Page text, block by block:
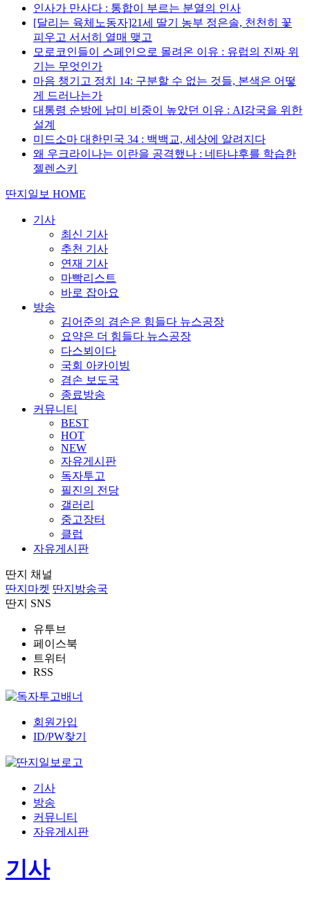
인사가 만사다 : 통합이 부르는 분열의 인사
[달리는 육체노동자]21세 딸기 농부 정은솔, 천천히 꽃
피우고 서서히 열매 맺고
모로코인들이 스페인으로 몰려온 이유 : 유럽의 진짜 위
기는 무엇인가
마음 챙기고 정치 14: 구분할 수 없는 것들, 본색은 어떻
게 드러나는가
대통령 순방에 남미 비중이 높았던 이유 : AI강국을 위한
설계
미드소마 대한민국 34 : 백백교, 세상에 알려지다
왜 우크라이나는 이란을 공격했나 : 네타냐후를 학습한
젤렌스키
딴지일보 HOME
기사
최신 기사
추천 기사
연재 기사
마빡리스트
바로 잡아요
방송
김어준의 겸손은 힘들다 뉴스공장
요약은 더 힘들다 뉴스공장
다스뵈이다
국회 아카이빙
겸손 보도국
종료방송
커뮤니티
BEST
HOT
NEW
자유게시판
독자투고
필진의 전당
갤러리
중고장터
클럽
자유게시판
딴지 채널
딴지마켓 딴지방송국
딴지 SNS
유투브
페이스북
트위터
RSS
회원가입
ID/PW찾기
기사
방송
커뮤니티
자유게시판
기사